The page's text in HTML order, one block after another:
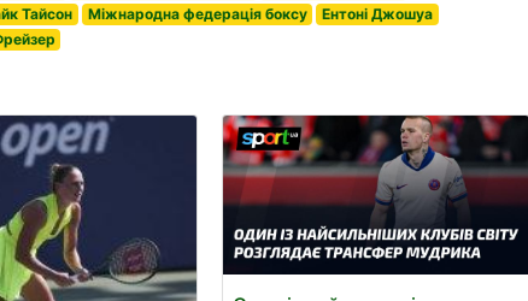
Тайсон Міжнародна федерація боксу
Ентоні Джошуа